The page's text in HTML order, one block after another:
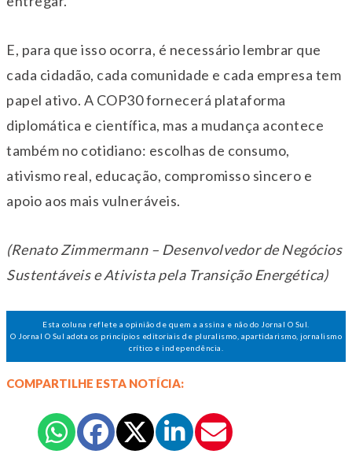
E, para que isso ocorra, é necessário lembrar que
cada cidadão, cada comunidade e cada empresa tem
papel ativo. A COP30 fornecerá plataforma
diplomática e científica, mas a mudança acontece
também no cotidiano: escolhas de consumo,
ativismo real, educação, compromisso sincero e
apoio aos mais vulneráveis.
(Renato Zimmermann – Desenvolvedor de Negócios
Sustentáveis e Ativista pela Transição Energética)
Esta coluna reflete a opinião de quem a assina e não do Jornal O Sul.
O Jornal O Sul adota os princípios editoriais de pluralismo, apartidarismo, jornalismo
crítico e independência.
COMPARTILHE ESTA NOTÍCIA: